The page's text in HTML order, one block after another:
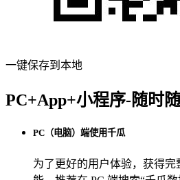
一键保存到本地
PC+App+小程序-随时
PC（电脑）端使用千瓜
为了更好的用户体验，获得